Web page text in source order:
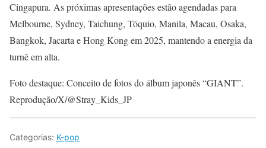
Cingapura. As próximas apresentações estão agendadas para
Melbourne, Sydney, Taichung, Tóquio, Manila, Macau, Osaka,
Bangkok, Jacarta e Hong Kong em 2025, mantendo a energia da
turnê em alta.
Foto destaque: Conceito de fotos do álbum japonês “GIANT”.
Reprodução/X/@Stray_Kids_JP
Categorias: K-pop